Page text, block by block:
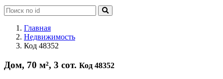
Главная
Недвижимость
Код 48352
Дом, 70 м², 3 сот. Код 48352